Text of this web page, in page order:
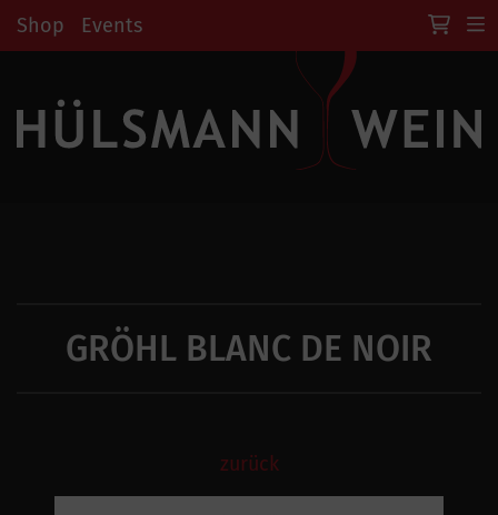
Shop Events
GRÖHL BLANC DE NOIR
zurück